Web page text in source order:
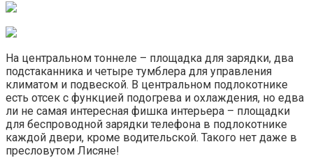
На центральном тоннеле – площадка для зарядки, два
подстаканника и четыре тумблера для управления
климатом и подвеской. В центральном подлокотнике
есть отсек с функцией подогрева и охлаждения, но едва
ли не самая интересная фишка интерьера – площадки
для беспроводной зарядки телефона в подлокотнике
каждой двери, кроме водительской. Такого нет даже в
пресловутом Лисяне!